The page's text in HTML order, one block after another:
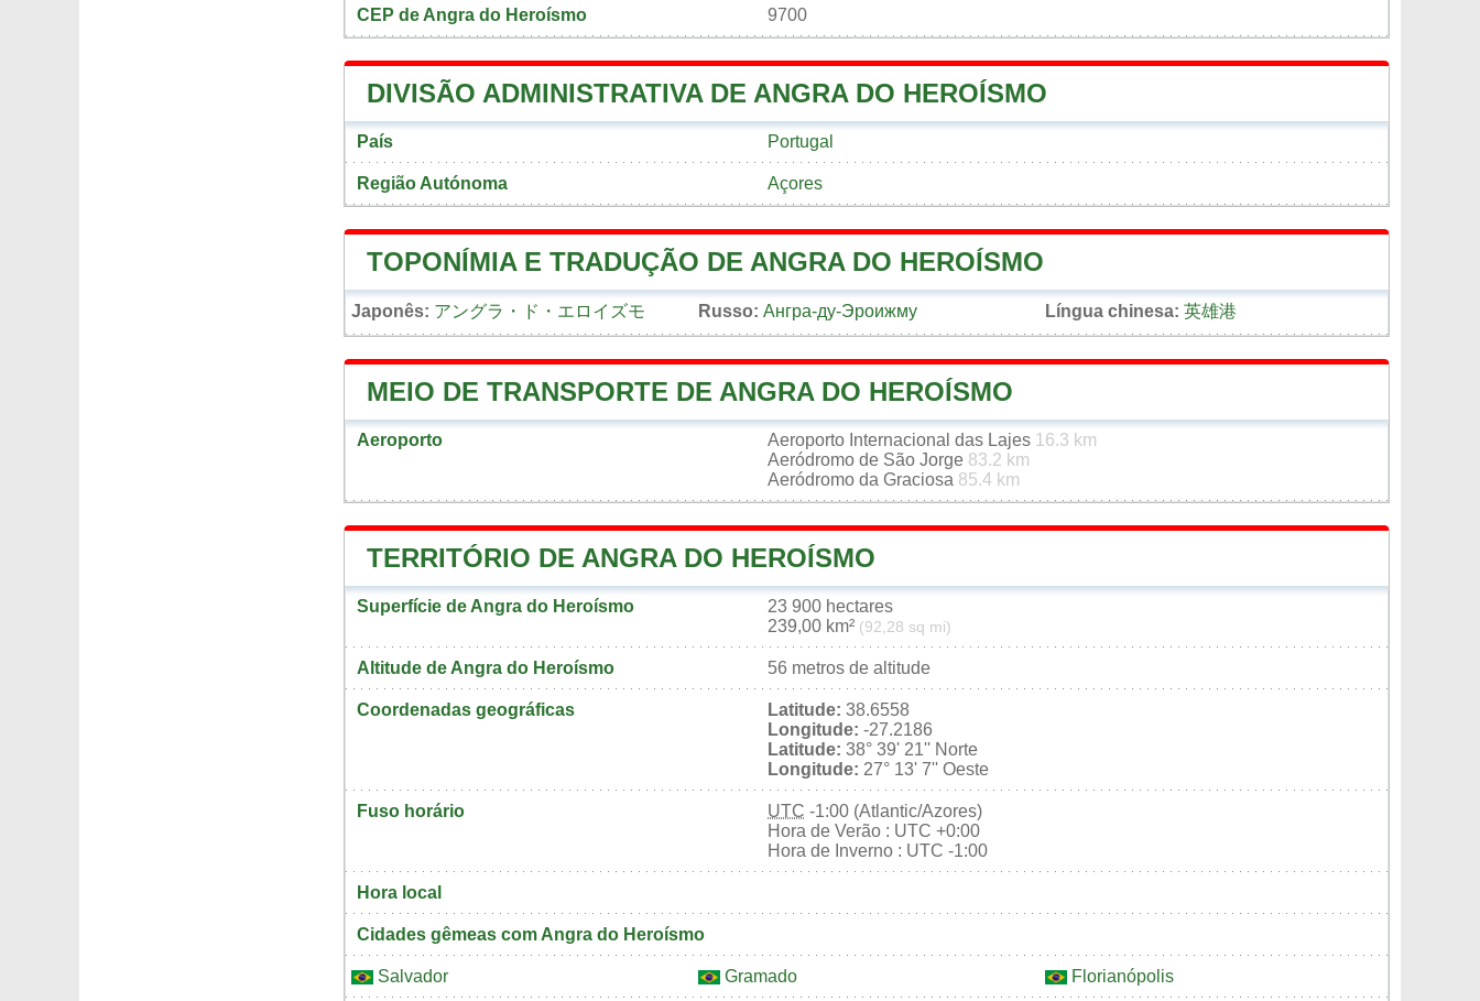
CEP de Angra do Heroísmo 9700
DIVISÃO ADMINISTRATIVA DE ANGRA DO HEROÍSMO
País Portugal
Região Autónoma Açores
TOPONÍMIA E TRADUÇÃO DE ANGRA DO HEROÍSMO
Japonês: アングラ・ド・エロイズモ Russo: Ангра-ду-Эроижму Língua chinesa: 英雄港
MEIO DE TRANSPORTE DE ANGRA DO HEROÍSMO
Aeroporto Aeroporto Internacional das Lajes 16.3 km
Aeródromo de São Jorge 83.2 km
Aeródromo da Graciosa 85.4 km
TERRITÓRIO DE ANGRA DO HEROÍSMO
Superfície de Angra do Heroísmo
23 900 hectares
239,00 km² (92,28 sq mi)
Altitude de Angra do Heroísmo 56 metros de altitude
Coordenadas geográficas Latitude: 38.6558
Longitude: -27.2186
Latitude: 38° 39' 21'' Norte
Longitude: 27° 13' 7'' Oeste
Fuso horário UTC -1:00 (Atlantic/Azores)
Hora de Verão : UTC +0:00
Hora de Inverno : UTC -1:00
Hora local
Cidades gêmeas com Angra do Heroísmo
Salvador Gramado Florianópolis